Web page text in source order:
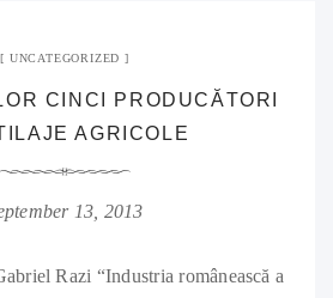
UNCATEGORIZED
CINCI PRODUCĂTORI
AGRICOLE
13, 2013
Razi “Industria românească a